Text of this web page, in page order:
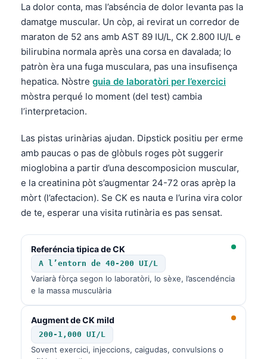
La dolor conta, mas l’abséncia de dolor levanta pas la
damatge muscular. Un còp, ai revirat un corredor de
maraton de 52 ans amb AST 89 IU/L, CK 2.800 IU/L e
bilirubina normala après una corsa en davalada; lo
patròn èra una fuga musculara, pas una insufisença
hepatica. Nòstre guia de laboratòri per l’exercici
mòstra perqué lo moment (del test) cambia
l’interpretacion.
Las pistas urinàrias ajudan. Dipstick positiu per erme
amb paucas o pas de glòbuls roges pòt suggerir
mioglobina a partir d’una descomposicion muscular,
e la creatinina pòt s’augmentar 24-72 oras aprèp la
mòrt (l’afectacion). Se CK es nauta e l’urina vira color
de te, esperar una visita rutinària es pas sensat.
Referéncia tipica de CK
A l’entorn de 40-200 UI/L
Variarà fòrça segon lo laboratòri, lo sèxe, l’ascendéncia
e la massa musculària
Augment de CK mild
200-1,000 UI/L
Sovent exercici, injeccions, caigudas, convulsions o